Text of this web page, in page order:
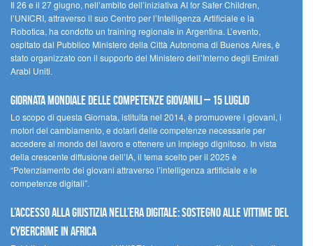
Il 26 e il 27 giugno, nell’ambito dell’iniziativa AI for Safer Children,
l’UNICRI, attraverso il suo Centro per l’Intelligenza Artificiale e la
Robotica, ha condotto un training regionale in Argentina. L’evento,
ospitato dal Pubblico Ministero della Città Autonoma di Buenos Aires, è
stato organizzato con il supporto del Ministero dell’Interno degli Emirati
Arabi Uniti.
Giornata Mondiale delle Competenze Giovanili – 15 luglio
Lo scopo di questa Giornata, istituita nel 2014, è promuovere i giovani, i
motori del cambiamento, e dotarli delle competenze necessarie per
accedere al mondo del lavoro e ottenere un impiego dignitoso. In vista
della crescente diffusione dell’IA, il tema scelto per il 2025 è
“Potenziamento dei giovani attraverso l’intelligenza artificiale e le
competenze digitali”.
L’accesso alla giustizia nell’era digitale: sostegno alle vittime del
cybercrime in Africa